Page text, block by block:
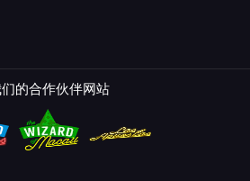
的合作伙伴网站